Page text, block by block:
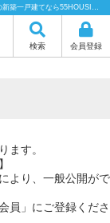
こちらは会員物件です【im-638772】｜さいたま市・上尾市・周辺エリアの新築一戸建てなら55HOUSING（55ハウジング）にお任せください！
検索 会員登録
ます。
より、一般公開がで
員」にご登録くださ